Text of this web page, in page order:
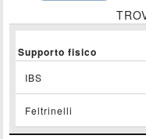
Supporto fisico
IBS
Feltrinelli